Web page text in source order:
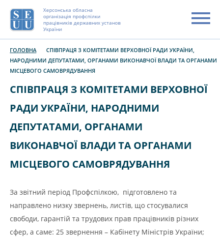
Херсонська обласна
організація профспілки
працівників державних установ
України
ГОЛОВНА
СПІВПРАЦЯ З КОМІТЕТАМИ ВЕРХОВНОЇ РАДИ УКРАЇНИ,
НАРОДНИМИ ДЕПУТАТАМИ, ОРГАНАМИ ВИКОНАВЧОЇ ВЛАДИ ТА ОРГАНАМИ
МІСЦЕВОГО САМОВРЯДУВАННЯ
СПІВПРАЦЯ З КОМІТЕТАМИ ВЕРХОВНОЇ
РАДИ УКРАЇНИ, НАРОДНИМИ
ДЕПУТАТАМИ, ОРГАНАМИ
ВИКОНАВЧОЇ ВЛАДИ ТА ОРГАНАМИ
МІСЦЕВОГО САМОВРЯДУВАННЯ
За звітний період Профспілкою, підготовлено та
направлено низку звернень, листів, що стосувалися
свободи, гарантій та трудових прав працівників різних
сфер, а саме: 25 звернення – Кабінету Міністрів України;